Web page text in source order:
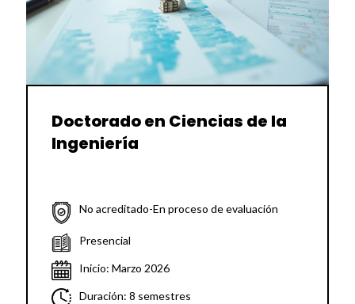
Doctorado en Ciencias de la
Ingeniería
No acreditado-En proceso de evaluación
Presencial
Inicio: Marzo 2026
Duración: 8 semestres